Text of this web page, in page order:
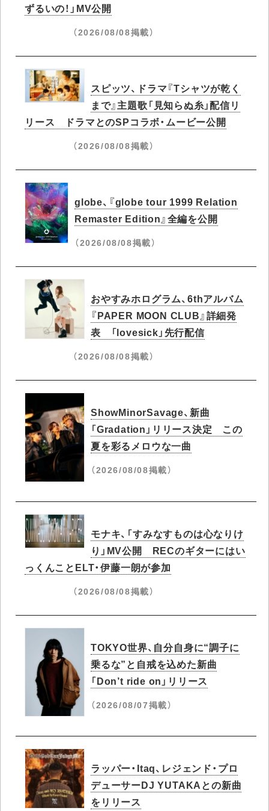
ずるいの！」MV公開
（2026/08/08掲載）
スピッツ、ドラマ『Tシャツが乾く
まで』主題歌「見知らぬ糸」配信リ
リース ドラマとのSPコラボ・ムービー公開
（2026/08/08掲載）
globe、『globe tour 1999 Relation
Remaster Edition』全編を公開
（2026/08/08掲載）
おやすみホログラム、6thアルバム
『PAPER MOON CLUB』詳細発
表 「lovesick」先行配信
（2026/08/08掲載）
ShowMinorSavage、新曲
「Gradation」リリース決定 この
夏を彩るメロウな一曲
（2026/08/08掲載）
モナキ、「すみなすものは心なりけ
り」MV公開 RECのギターにはい
っくんことELT・伊藤一朗が参加
（2026/08/08掲載）
TOKYO世界、自分自身に“調子に
乗るな”と自戒を込めた新曲
「Don’t ride on」リリース
（2026/08/07掲載）
ラッパー・Itaq、レジェンド・プロ
デューサーDJ YUTAKAとの新曲
をリリース